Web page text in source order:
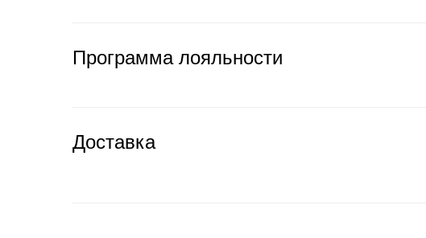
Программа лояльности
Доставка